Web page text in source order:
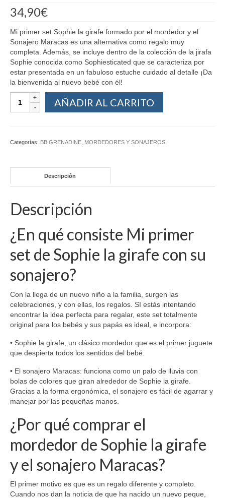
34,90€
Mi primer set Sophie la girafe formado por el mordedor y el
Sonajero Maracas es una alternativa como regalo muy
completa. Además, se incluye dentro de la colección de la jirafa
Sophie conocida como Sophiesticated que se caracteriza por
estar presentada en un fabuloso estuche cuidado al detalle ¡Da
la bienvenida al nuevo bebé con él!
AÑADIR AL CARRITO
Categorías: BB GRENADINE MORDEDORES Y SONAJEROS
Descripción
Descripción
¿En qué consiste Mi primer
set de Sophie la girafe con su
sonajero?
Con la llega de un nuevo niño a la familia, surgen las
celebraciones, y con ellas, los regalos. SI estás intentando
encontrar la idea perfecta para regalar, este set totalmente
original para los bebés y sus papás es ideal, e incorpora:
• Sophie la girafe, un clásico mordedor que es el primer juguete
que despierta todos los sentidos del bebé.
• El sonajero Maracas: funciona como un palo de lluvia con
bolas de colores que giran alrededor de Sophie la girafe.
Gracias a la forma ergonómica, el sonajero es fácil de agarrar y
manejar por las pequeñas manos.
¿Por qué comprar el
mordedor de Sophie la girafe
y el sonajero Maracas?
El primer motivo es que es un regalo diferente y completo.
Cuando nos dan la noticia de que ha nacido un nuevo peque,